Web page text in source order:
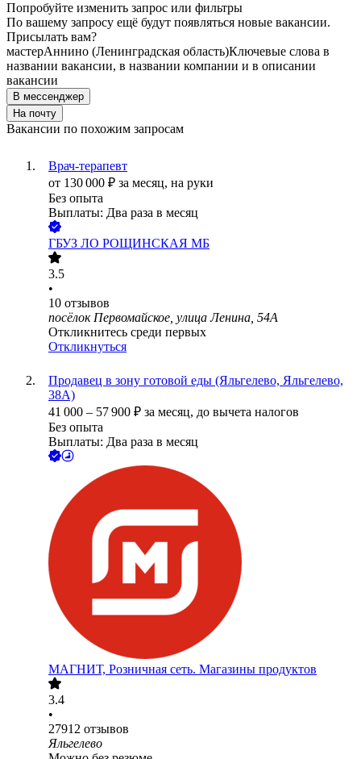
Попробуйте изменить запрос или фильтры
По вашему запросу ещё будут появляться новые вакансии.
Присылать вам?
мастерАннино (Ленинградская область)Ключевые слова в
названии вакансии, в названии компании и в описании
вакансии
В мессенджер
На почту
Вакансии по похожим запросам
Врач-терапевт
от 130 000 ₽ за месяц, на руки
Без опыта
Выплаты: Два раза в месяц
ГБУЗ ЛО РОЩИНСКАЯ МБ
3.5
•
10 отзывов
посёлок Первомайское, улица Ленина, 54А
Откликнитесь среди первых
Откликнуться
Продавец в зону готовой еды (Яльгелево, Яльгелево,
38А)
41 000 – 57 900 ₽ за месяц, до вычета налогов
Без опыта
Выплаты: Два раза в месяц
МАГНИТ, Розничная сеть. Магазины продуктов
3.4
•
27912 отзывов
Яльгелево